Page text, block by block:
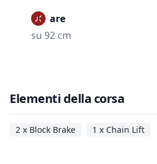
Vietare
su 92 cm
Elementi della corsa
2 x Block Brake 1 x Chain Lift